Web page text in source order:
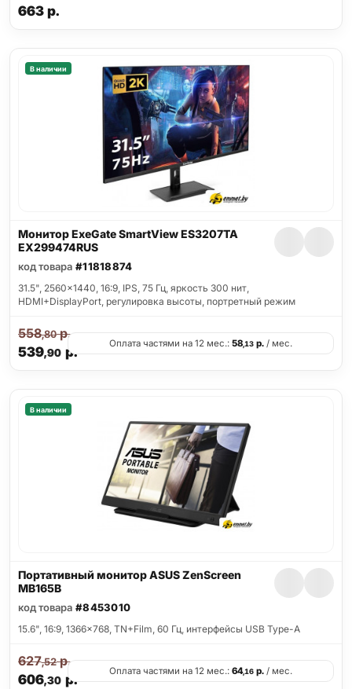
663р.
В наличии
Монитор ExeGate SmartView ES3207TA
EX299474RUS
код товара #11818874
31.5", 2560x1440, 16:9, IPS, 75 Гц, яркость 300 нит,
HDMI+DisplayPort, регулировка высоты, портретный режим
539,90р.
558,80р.
Оплата частями на 12 мес.: 58,13 р. / мес.
В наличии
Портативный монитор ASUS ZenScreen
MB165B
код товара #8453010
15.6", 16:9, 1366x768, TN+Film, 60 Гц, интерфейсы USB Type-A
606,30р.
627,52р.
Оплата частями на 12 мес.: 64,16 р. / мес.